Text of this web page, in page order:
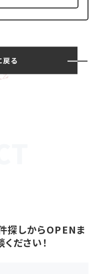
戻る
探しからOPENま
ださい！